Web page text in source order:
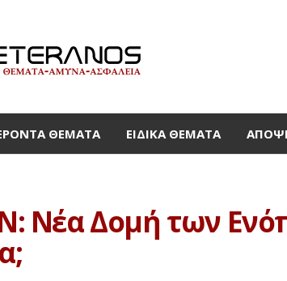
ΘΈΜΑΤΑ ΕΙΔΙΚΆ ΘΈΜΑΤΑ
Νέα Δομή των